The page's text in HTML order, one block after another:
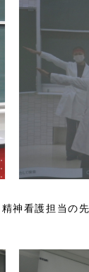
神看護担当の